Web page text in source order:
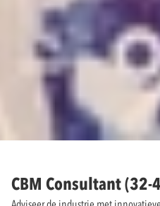
CBM Consultant (32-